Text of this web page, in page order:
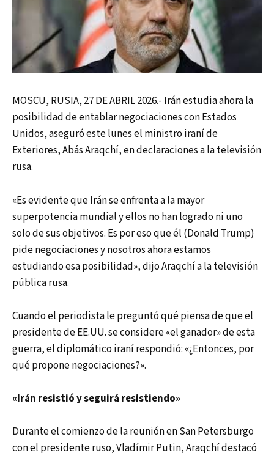
MOSCU, RUSIA, 27 DE ABRIL 2026.- Irán estudia ahora la
posibilidad de entablar negociaciones con Estados
Unidos, aseguró este lunes el ministro iraní de
Exteriores, Abás Araqchí, en declaraciones a la televisión
rusa.
«Es evidente que Irán se enfrenta a la mayor
superpotencia mundial y ellos no han logrado ni uno
solo de sus objetivos. Es por eso que él (Donald Trump)
pide negociaciones y nosotros ahora estamos
estudiando esa posibilidad», dijo Araqchí a la televisión
pública rusa.
Cuando el periodista le preguntó qué piensa de que el
presidente de EE.UU. se considere «el ganador» de esta
guerra, el diplomático iraní respondió: «¿Entonces, por
qué propone negociaciones?».
«Irán resistió y seguirá resistiendo»
Durante el comienzo de la reunión en San Petersburgo
con el presidente ruso, Vladímir Putin, Araqchí destacó